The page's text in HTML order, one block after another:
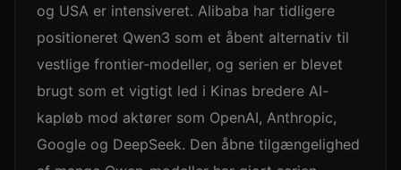
og USA er intensiveret. Alibaba har tidligere
positioneret Qwen3 som et åbent alternativ til
vestlige frontier-modeller, og serien er blevet
brugt som et vigtigt led i Kinas bredere AI-
kapløb mod aktører som OpenAI, Anthropic,
Google og DeepSeek. Den åbne tilgængelighed